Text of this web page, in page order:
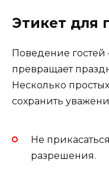
Этикет для
Поведение гостей
превращает
Несколько
сохранить
Не
разрешения.